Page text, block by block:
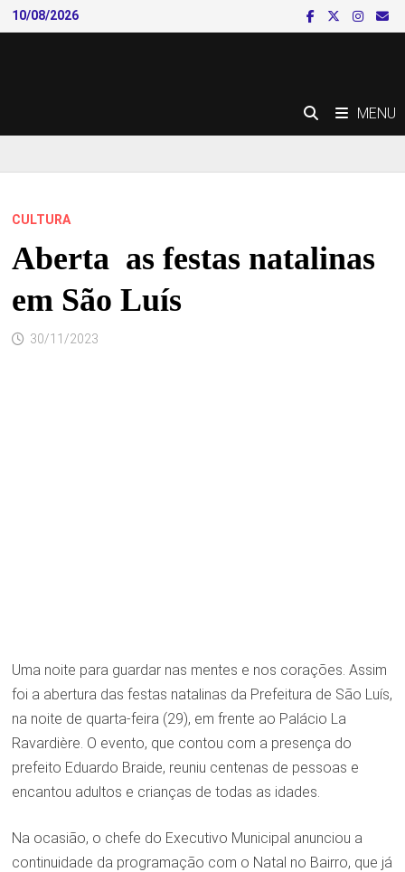
Skip
to
10/08/2026
MENU
CULTURA
Aberta as festas natalinas
em São Luís
30/11/2023
Uma noite para guardar nas mentes e nos corações. Assim
foi a abertura das festas natalinas da Prefeitura de São Luís,
na noite de quarta-feira (29), em frente ao Palácio La
Ravardière. O evento, que contou com a presença do
prefeito Eduardo Braide, reuniu centenas de pessoas e
encantou adultos e crianças de todas as idades.
Na ocasião, o chefe do Executivo Municipal anunciou a
continuidade da programação com o Natal no Bairro, que já